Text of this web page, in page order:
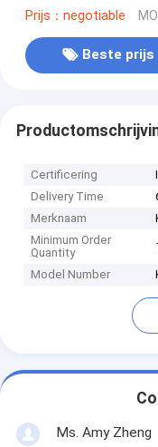
Prijs：negotiable
Beste prijs
Certificering
Delivery Time
Merknaam
Minimum Order
Quantity
Model Number
Ms. Amy Zheng